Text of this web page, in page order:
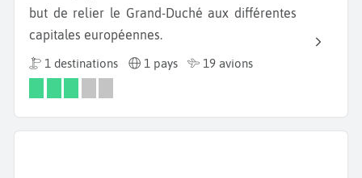
but de relier le Grand-Duché aux différentes
capitales européennes.
1 destinations 1 pays 19 avions